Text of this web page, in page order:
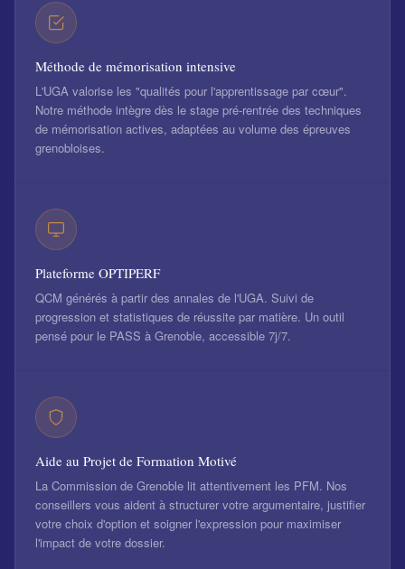
Méthode de mémorisation intensive
L'UGA valorise les "qualités pour l'apprentissage par cœur".
Notre méthode intègre dès le stage pré-rentrée des techniques
de mémorisation actives, adaptées au volume des épreuves
grenobloises.
Plateforme OPTIPERF
QCM générés à partir des annales de l'UGA. Suivi de
progression et statistiques de réussite par matière. Un outil
pensé pour le PASS à Grenoble, accessible 7j/7.
Aide au Projet de Formation Motivé
La Commission de Grenoble lit attentivement les PFM. Nos
conseillers vous aident à structurer votre argumentaire, justifier
votre choix d'option et soigner l'expression pour maximiser
l'impact de votre dossier.